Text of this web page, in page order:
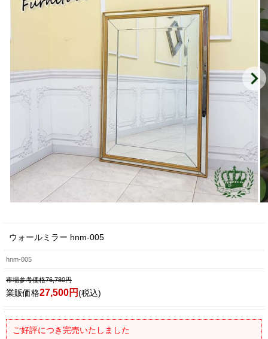
ウォールミラー hnm-005
hnm-005
市場参考価格76,780円
業販価格27,500円(税込)
ご好評につき完売いたしました